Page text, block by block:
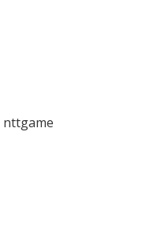
nttgame